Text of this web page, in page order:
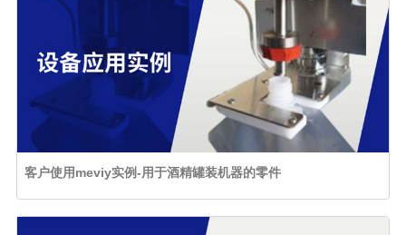
客户使用meviy实例-用于酒精罐装机器的零件